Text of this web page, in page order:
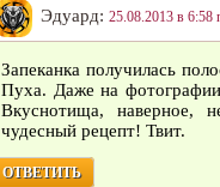
Эдуард: 25.08.2013 в 6:58
Запеканка получилась
Пуха. Даже на
Вкуснотища, наверное,
чудесный рецепт! Твит.
ОТВЕТИТЬ